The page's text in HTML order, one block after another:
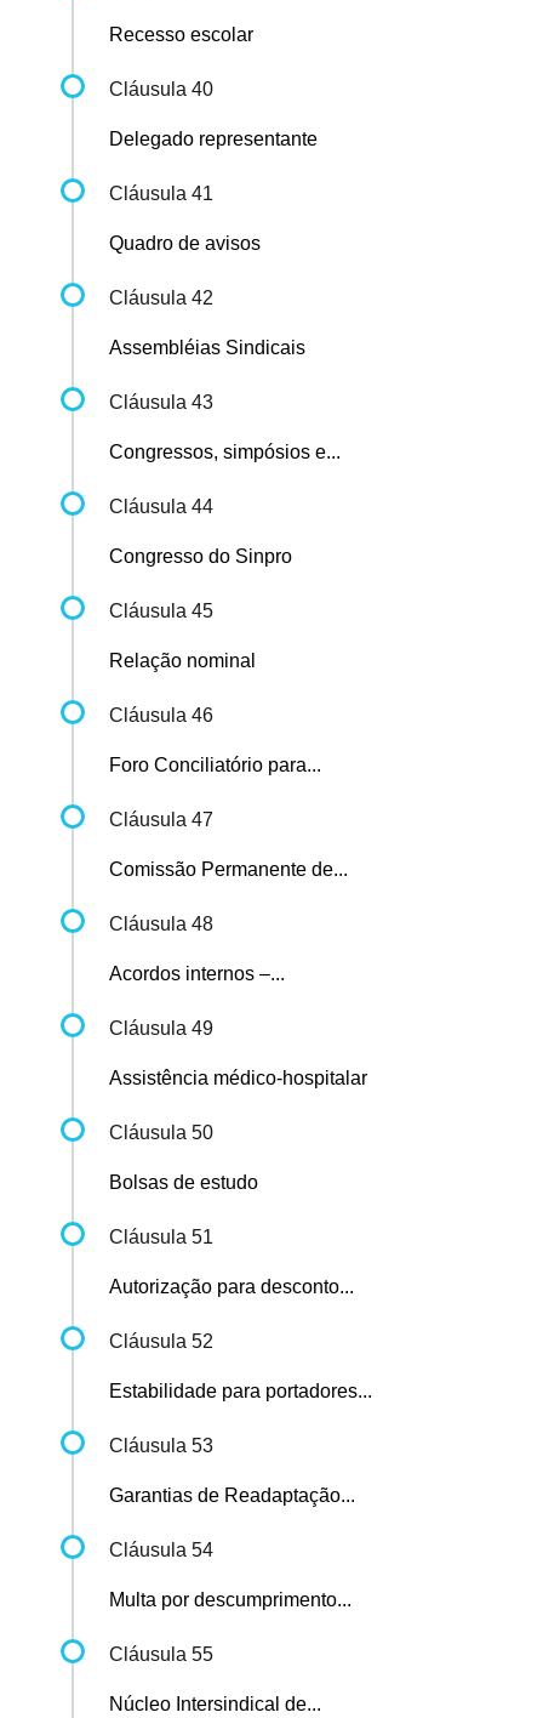
Recesso escolar
Cláusula 40
Delegado representante
Cláusula 41
Quadro de avisos
Cláusula 42
Assembléias Sindicais
Cláusula 43
Congressos, simpósios e...
Cláusula 44
Congresso do Sinpro
Cláusula 45
Relação nominal
Cláusula 46
Foro Conciliatório para...
Cláusula 47
Comissão Permanente de...
Cláusula 48
Acordos internos –...
Cláusula 49
Assistência médico-hospitalar
Cláusula 50
Bolsas de estudo
Cláusula 51
Autorização para desconto...
Cláusula 52
Estabilidade para portadores...
Cláusula 53
Garantias de Readaptação...
Cláusula 54
Multa por descumprimento...
Cláusula 55
Núcleo Intersindical de...